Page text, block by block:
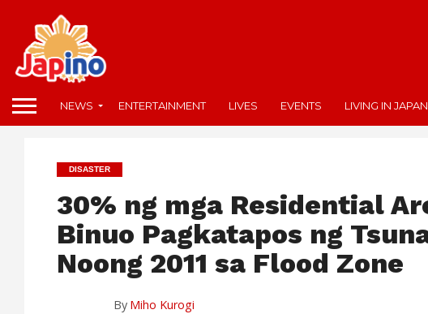
NEWS ENTERTAINMENT LIVES EVENTS LIVING IN JAPAN
DISASTER
30% ng mga Residential
Binuo Pagkatapos ng
Noong 2011 sa Flood Zone
By Miho Kurogi